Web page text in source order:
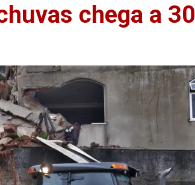
chega a 30